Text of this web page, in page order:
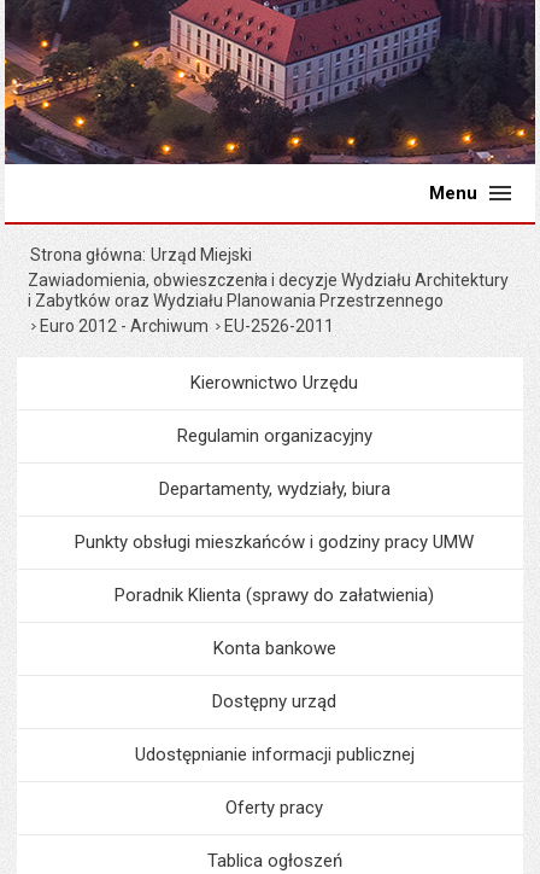
Menu
Strona główna Urząd Miejski
Zawiadomienia, obwieszczenia i decyzje Wydziału Architektury
i Zabytków oraz Wydziału Planowania Przestrzennego
Euro 2012 - Archiwum
EU-2526-2011
MenuUrząd Miejski
Kierownictwo Urzędu
Regulamin organizacyjny
Departamenty, wydziały, biura
Punkty obsługi mieszkańców i godziny pracy UMW
Poradnik Klienta (sprawy do załatwienia)
Konta bankowe
Dostępny urząd
Udostępnianie informacji publicznej
Oferty pracy
Tablica ogłoszeń